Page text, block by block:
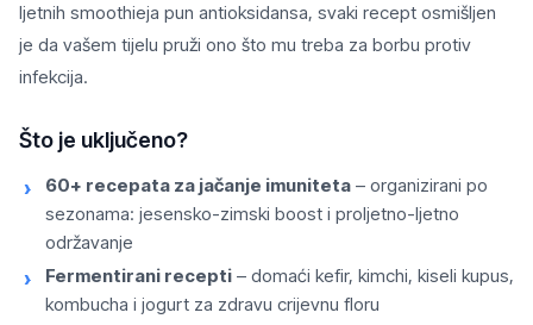
ljetnih smoothieja pun antioksidansa, svaki recept osmišljen
je da vašem tijelu pruži ono što mu treba za borbu protiv
infekcija.
Što je uključeno?
60+ recepata za jačanje imuniteta – organizirani po
sezonama: jesensko-zimski boost i proljetno-ljetno
održavanje
Fermentirani recepti – domaći kefir, kimchi, kiseli kupus,
kombucha i jogurt za zdravu crijevnu floru